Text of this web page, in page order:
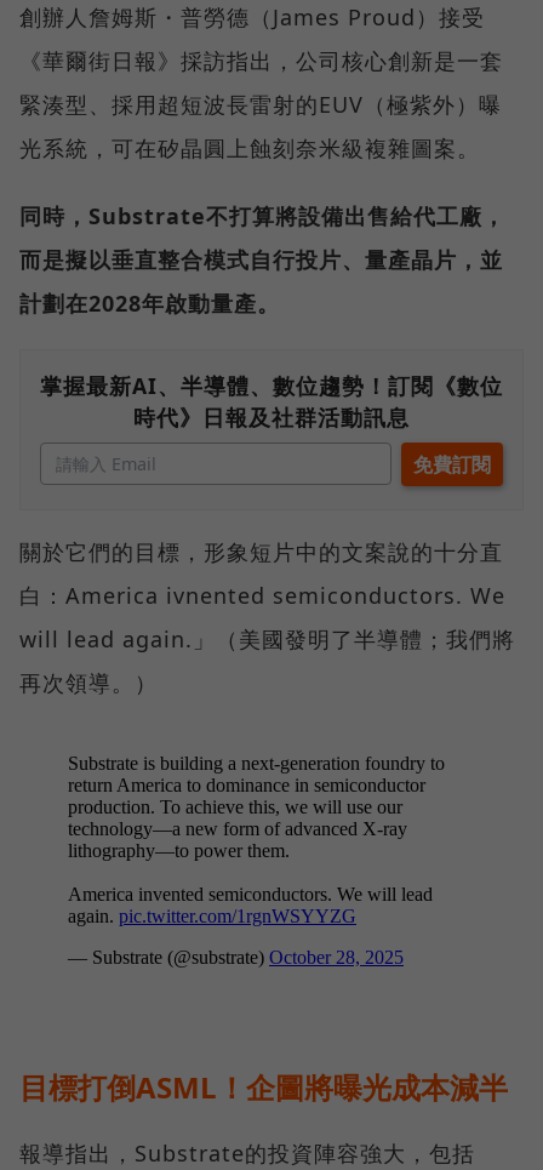
創辦人詹姆斯・普勞德（James Proud）接受
《華爾街日報》採訪指出，公司核心創新是一套
緊湊型、採用超短波長雷射的EUV（極紫外）曝
光系統，可在矽晶圓上蝕刻奈米級複雜圖案。
同時，Substrate不打算將設備出售給代工廠，
而是擬以垂直整合模式自行投片、量產晶片，並
計劃在2028年啟動量產。
掌握最新AI、半導體、數位趨勢！訂閱《數位
時代》日報及社群活動訊息
關於它們的目標，形象短片中的文案說的十分直
白：America ivnented semiconductors. We
will lead again.」（美國發明了半導體；我們將
再次領導。）
目標打倒ASML！企圖將曝光成本減半
報導指出，Substrate的投資陣容強大，包括